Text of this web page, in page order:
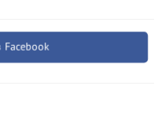
Facebook